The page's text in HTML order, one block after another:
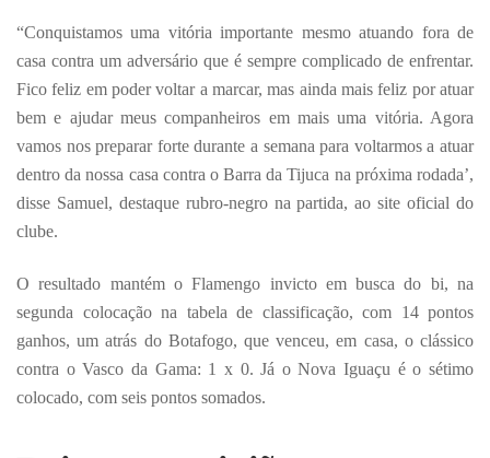
“Conquistamos uma vitória importante mesmo atuando fora de
casa contra um adversário que é sempre complicado de enfrentar.
Fico feliz em poder voltar a marcar, mas ainda mais feliz por atuar
bem e ajudar meus companheiros em mais uma vitória. Agora
vamos nos preparar forte durante a semana para voltarmos a atuar
dentro da nossa casa contra o Barra da Tijuca na próxima rodada’,
disse Samuel, destaque rubro-negro na partida, ao site oficial do
clube.
O resultado mantém o Flamengo invicto em busca do bi, na
segunda colocação na tabela de classificação, com 14 pontos
ganhos, um atrás do Botafogo, que venceu, em casa, o clássico
contra o Vasco da Gama: 1 x 0. Já o Nova Iguaçu é o sétimo
colocado, com seis pontos somados.